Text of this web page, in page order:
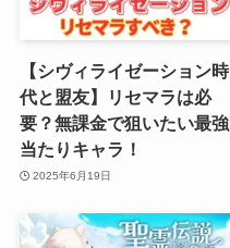
【シヴィライゼーション時
代と盟友】リセマラは必
要？無課金で狙いたい最強
当たりキャラ！
2025年6月19日